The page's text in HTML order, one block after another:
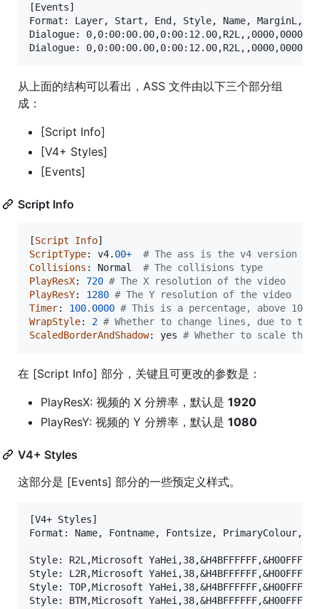
[Events]
Format: Layer, Start, End, Style, Name, MarginL,
Dialogue:
从上面的结构可以看出，ASS 文件由以下三个部分组
成：
[Script Info]
[V4+ Styles]
[Events]
Script Info
[Script Info
ScriptType: v4. 00+
# The ass is the v4 version of
Collisions : Normal
# The collisions type
PlayResX: 720 # The X resolution of the video
PlayResY: 1280 # The Y resolution of the video
Timer: 100.0000 # This is a percentage, above 100
WrapStyle: 2 # Whether to change lines, due to
ScaledBorderAndShadow: yes # Whether to scale the
在 [Script Info] 部分，关键且可更改的参数是：
PlayResX: 视频的 X 分辨率，默认是 1920
PlayResY: 视频的 Y 分辨率，默认是 1080
V4+ Styles
这部分是 [Events] 部分的一些预定义样式。
[V4+ Styles]
Format: Name, Fontname, Fontsize,
Style: R2L,Microsoft
Style: L2R,Microsoft
Style: TOP,Microsoft
Style: BTM,Microsoft